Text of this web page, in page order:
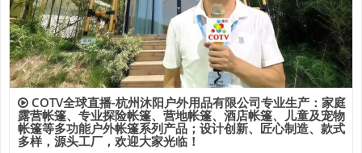
COTV全球直播-杭州沐阳户外用品有限公司专业生产：家庭
露营帐篷、专业探险帐篷、营地帐篷、酒店帐篷、儿童及宠物
帐篷等多功能户外帐篷系列产品；设计创新、匠心制造、款式
多样，源头工厂，欢迎大家光临！